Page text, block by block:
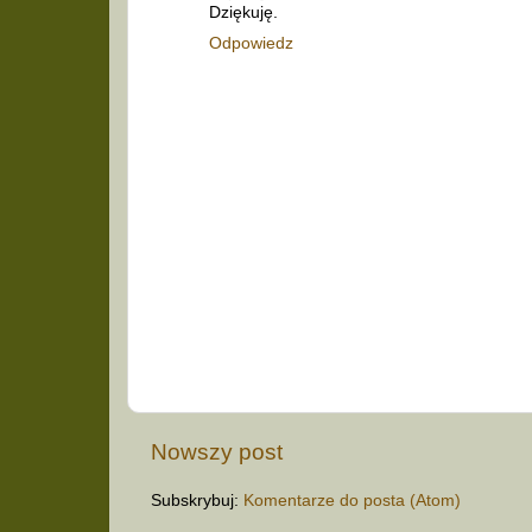
Dziękuję.
Odpowiedz
Nowszy post
Subskrybuj: Komentarze do posta (Atom)